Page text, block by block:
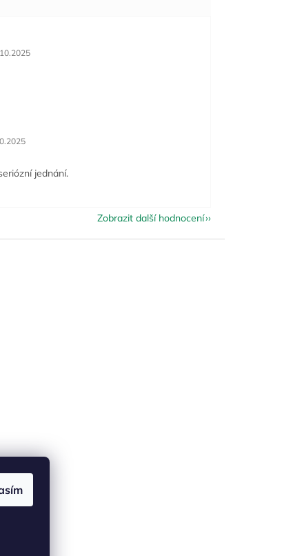
obchodu je 5 z 5 hvězdiček.
obchodu je 5 z 5 hvězdiček.
jednání.
Zobrazit další hodnocení